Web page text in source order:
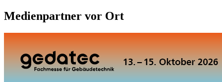
Medienpartner vor Ort